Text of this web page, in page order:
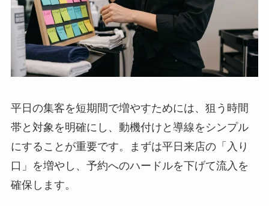
平日の集客を短期間で増やすためには、狙う時間
帯と対象を明確にし、動機付けと導線をシンプル
にすることが重要です。まずは平日来店の「入り
口」を増やし、予約へのハードルを下げて流入を
確保します。